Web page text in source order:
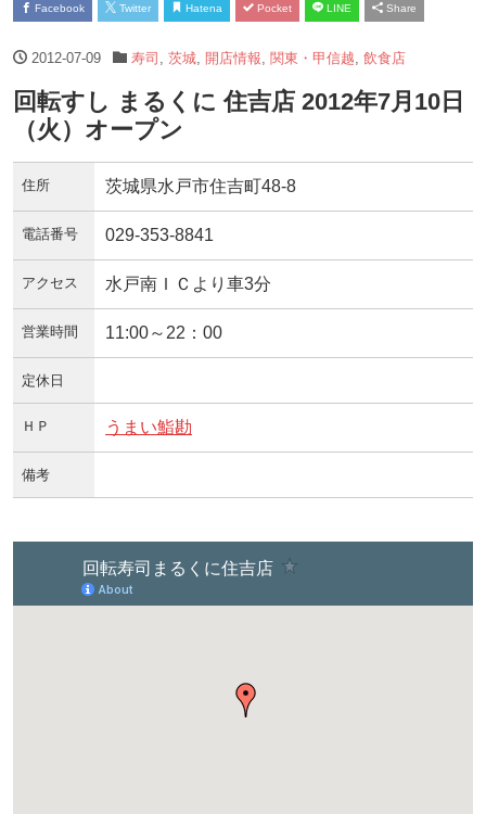
Facebook Twitter Hatena Pocket LINE Share
2012-07-09 寿司 茨城, 開店情報 関東・甲信越 飲食店
回転すし まるくに 住吉店 2012年7月10日
（火）オープン
住所 茨城県水戸市住吉町48-8
電話番号 029-353-8841
アクセス 水戸南ＩＣより車3分
営業時間 11:00～22：00
定休日
ＨＰ うまい鮨勘
備考